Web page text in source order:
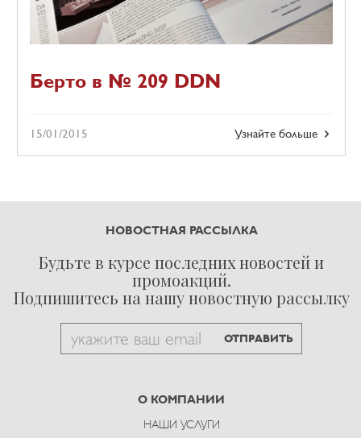
Берто в № 209 DDN
Узнайте больше
15/01/2015
НОВОСТНАЯ РАССЫЛКА
Будьте в курсе последних новостей и
промоакций.
Подпишитесь на нашу новостную рассылку
Email
subscribe
ОТПРАВИТЬ
О КОМПАНИИ
НАШИ УСЛУГИ